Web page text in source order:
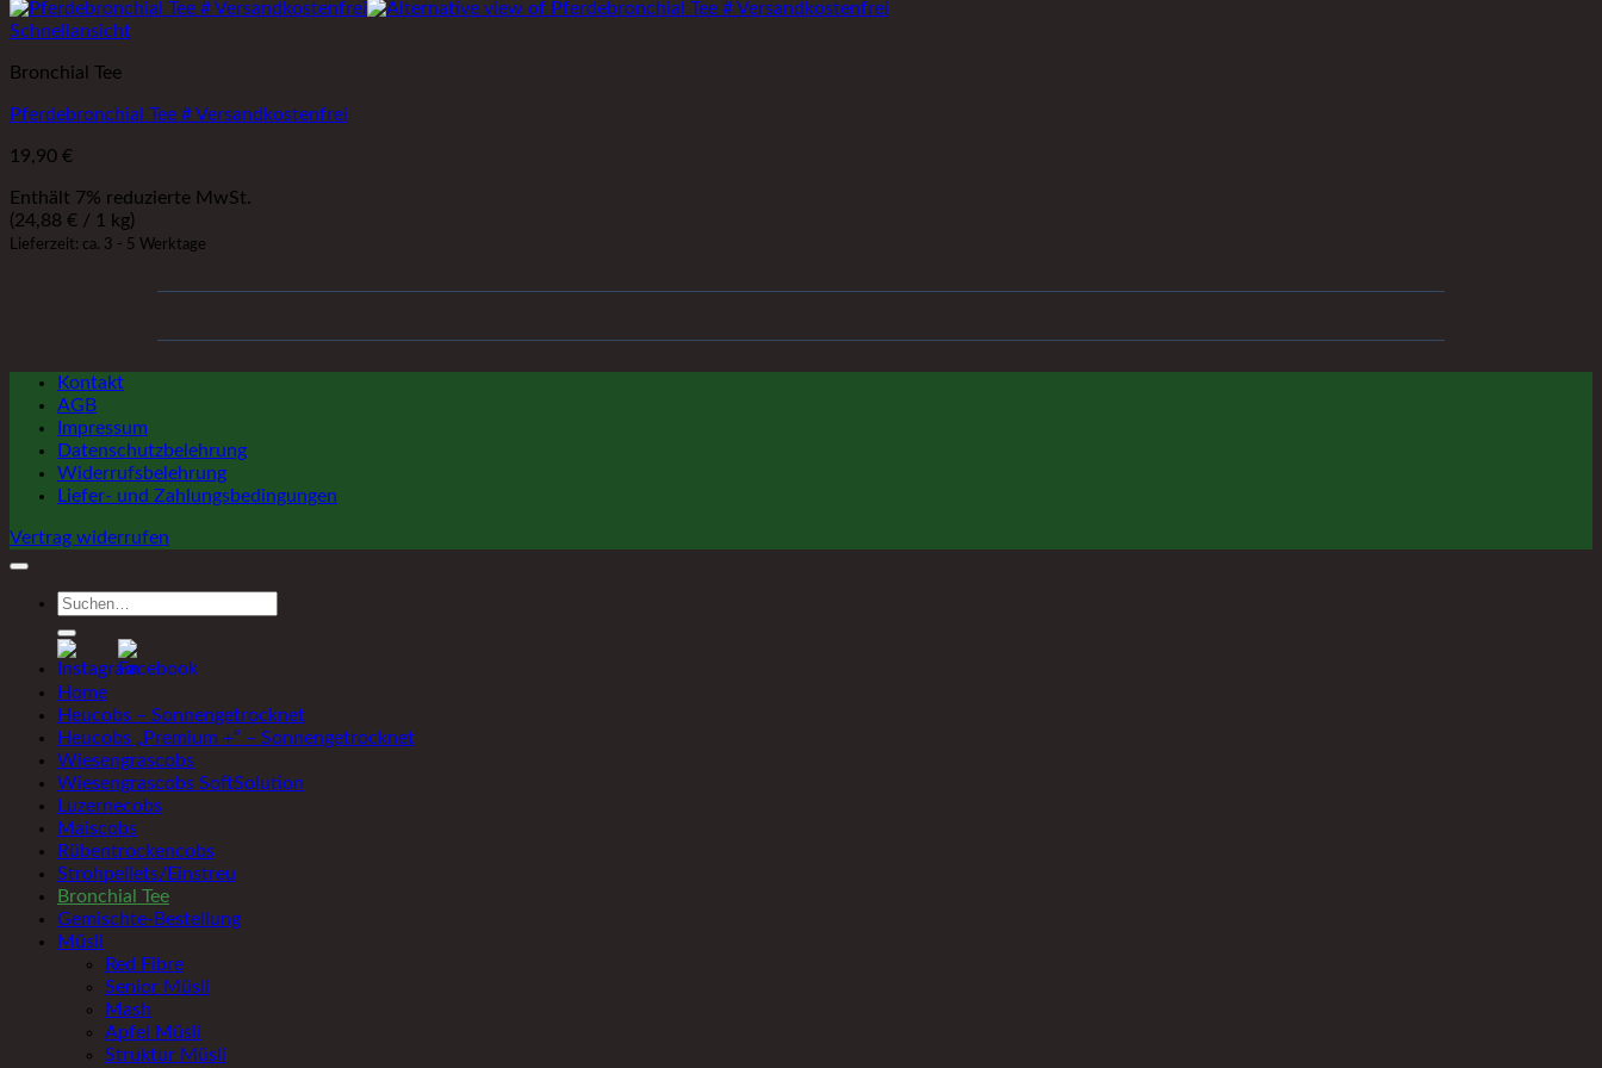
Schnellansicht
Bronchial Tee
Pferdebronchial Tee # Versandkostenfrei
19,90 €
Enthält 7% reduzierte MwSt.
(24,88 € / 1 kg)
Lieferzeit: ca. 3 - 5 Werktage
Kontakt
AGB
Impressum
Datenschutzbelehrung
Widerrufsbelehrung
Liefer- und Zahlungsbedingungen
Vertrag widerrufen
Suchen
Home
Heucobs – Sonnengetrocknet
Heucobs „Premium +“ – Sonnengetrocknet
Wiesengrascobs
Wiesengrascobs SoftSolution
Luzernecobs
Maiscobs
Rübentrockencobs
Strohpellets/Einstreu
Bronchial Tee
Gemischte-Bestellung
Müsli
Red Fibre
Senior Müsli
Mash
Apfel Müsli
Struktur Müsli